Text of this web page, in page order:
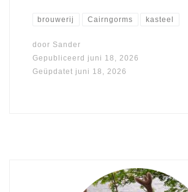
brouwerij Cairngorms kasteel
door Sander
Gepubliceerd juni 18, 2026
Geüpdatet juni 18, 2026